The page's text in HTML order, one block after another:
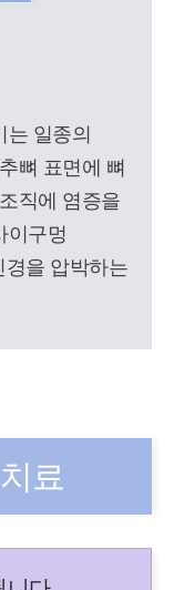
일종의
뼈 표면에 뼈
직에 염증을
이구멍
경을 압박하는
료